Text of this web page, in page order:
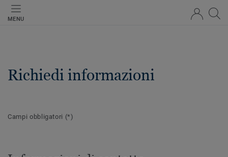
MENU
Richiedi informazioni
Campi obbligatori (*)